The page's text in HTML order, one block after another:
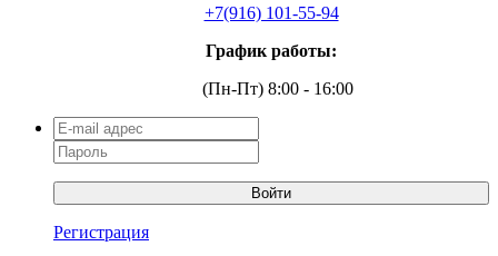
+7(916) 101-55-94
График работы:
(Пн-Пт) 8:00 - 16:00
Войти
Регистрация